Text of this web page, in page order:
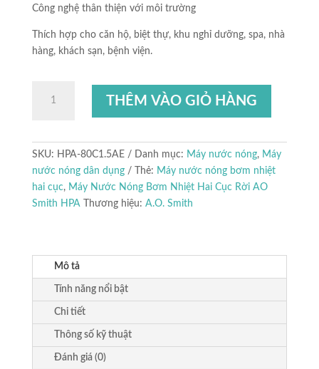
Công nghệ thân thiện với môi trường
Thích hợp cho căn hộ, biệt thự, khu nghỉ dưỡng, spa, nhà
hàng, khách sạn, bệnh viện.
Nước
Nhiệt
Hai
Cục
Rời
lượng
THÊM VÀO GIỎ HÀNG
SKU: HPA-80C1.5AE Danh mục: Máy nước nóng, Máy
nước nóng dân dụng
Thẻ: Máy nước nóng bơm nhiệt
hai cục, Máy Nước Nóng Bơm Nhiệt Hai Cục Rời AO
Smith HPA
Thương hiệu: A.O. Smith
Mô tả
Tính năng nổi bật
Chi tiết
Thông số kỹ thuật
Đánh giá (0)